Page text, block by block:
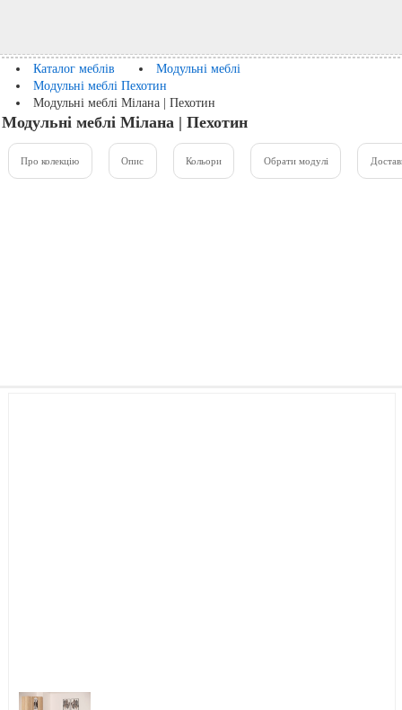
Каталог меблів
Модульні меблі
Модульні меблі Пехотин
Модульні меблі Мілана | Пехотин
Модульні меблі Мілана | Пехотин
Про колекцію Опис Кольори Обрати модулі